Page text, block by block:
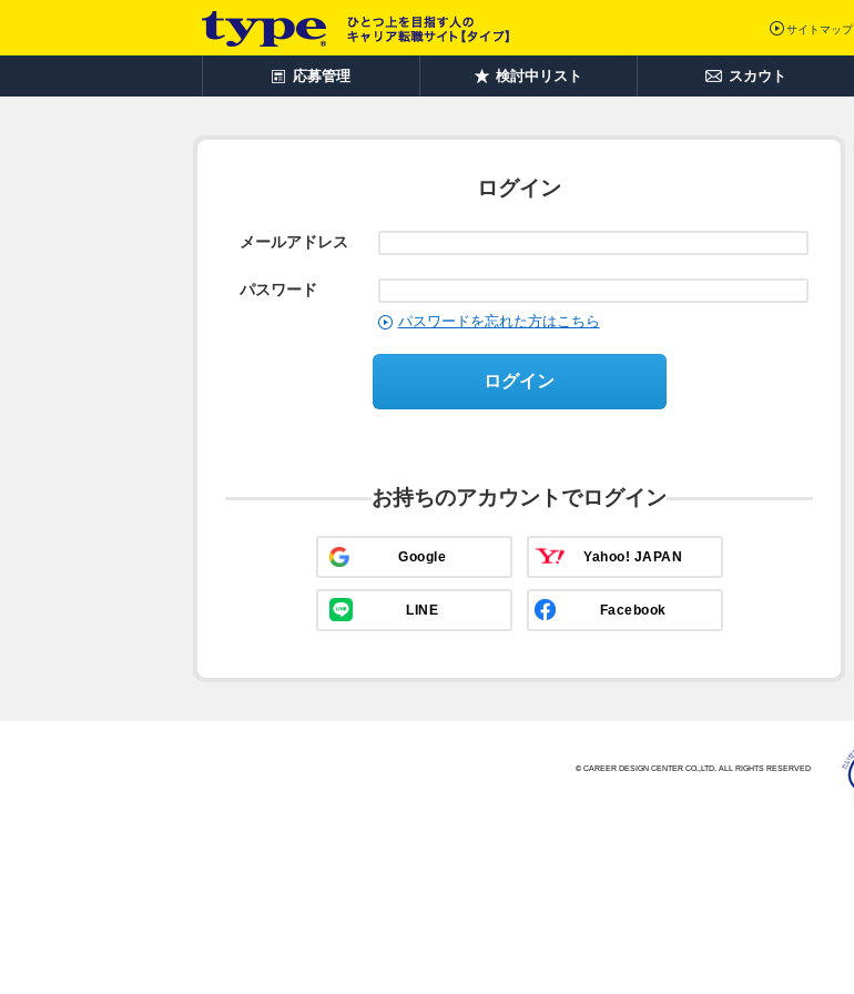
サイトマップ
応募管理 検討中リスト スカウト
ログイン
メールアドレス
パスワード
パスワードを忘れた方はこちら
ログイン
お持ちのアカウントでログイン
Google Yahoo! JAPAN
LINE Facebook
© CAREER DESIGN CENTER CO.,LTD. ALL RIGHTS RESERVED